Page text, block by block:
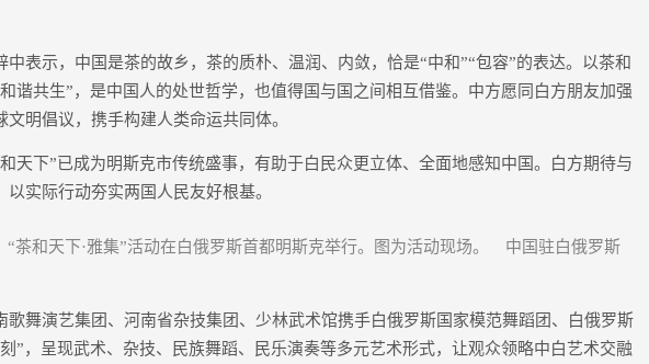
示，中国是茶的故乡，茶的质朴、温润、内敛，恰是“中和”“包容”的表达。以茶和
谐共生”，是中国人的处世哲学，也值得国与国之间相互借鉴。中方愿同白方朋友加强
明倡议，携手构建人类命运共同体。
下”已成为明斯克市传统盛事，有助于白民众更立体、全面地感知中国。白方期待与
实际行动夯实两国人民友好根基。
“茶和天下·雅集”活动在白俄罗斯首都明斯克举行。图为活动现场。 中国驻白俄罗斯
演艺集团、河南省杂技集团、少林武术馆携手白俄罗斯国家模范舞蹈团、白俄罗斯
”，呈现武术、杂技、民族舞蹈、民乐演奏等多元艺术形式，让观众领略中白艺术交融